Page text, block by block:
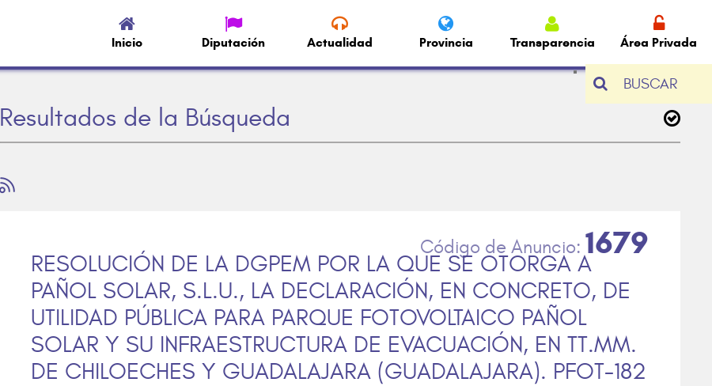
Inicio Diputación Actualidad Provincia Transparencia Área Privada
BUSCAR
Resultados de la Búsqueda
RESOLUCIÓN DE LA DGPEM POR LA QUE SE OTORGA A
PAÑOL SOLAR, S.L.U., LA DECLARACIÓN, EN CONCRETO, DE
UTILIDAD PÚBLICA PARA PARQUE FOTOVOLTAICO PAÑOL
SOLAR Y SU INFRAESTRUCTURA DE EVACUACIÓN, EN TT.MM.
DE CHILOECHES Y GUADALAJARA (GUADALAJARA). PFOT-182
1679